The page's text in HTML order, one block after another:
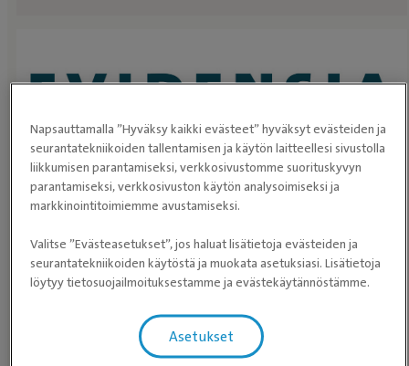
Tutustu Evidensia Kaupan
valikoimaan!
Evidensia Kauppa
Napsauttamalla ”Hyväksy kaikki evästeet” hyväksyt evästeiden ja
seurantatekniikoiden tallentamisen ja käytön laitteellesi sivustolla
liikkumisen parantamiseksi, verkkosivustomme suorituskyvyn
parantamiseksi, verkkosivuston käytön analysoimiseksi ja
markkinointitoimiemme avustamiseksi.
Valitse ”Evästeasetukset”, jos haluat lisätietoja evästeiden ja
seurantatekniikoiden käytöstä ja muokata asetuksiasi. Lisätietoja
löytyy tietosuojailmoituksestamme ja evästekäytännöstämme.
Asetukset